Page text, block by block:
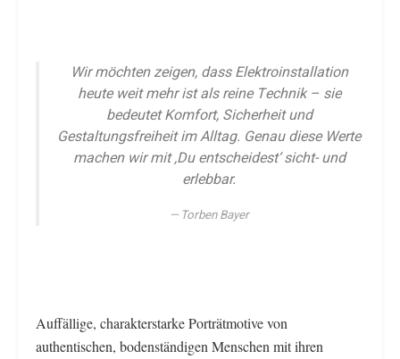
Wir möchten zeigen, dass Elektroinstallation
heute weit mehr ist als reine Technik – sie
bedeutet Komfort, Sicherheit und
Gestaltungsfreiheit im Alltag. Genau diese Werte
machen wir mit ‚Du entscheidest‘ sicht- und
erlebbar.
Torben Bayer
Auffällige, charakterstarke Porträtmotive von
authentischen, bodenständigen Menschen mit ihren